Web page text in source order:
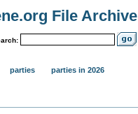
File Archive
parties parties in 2026